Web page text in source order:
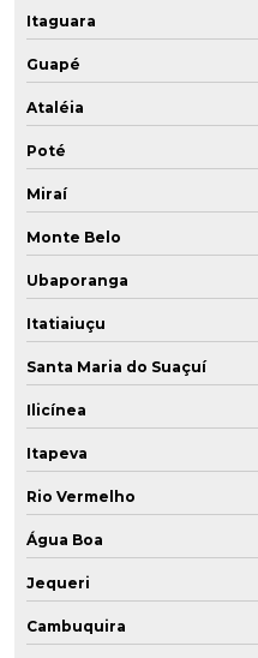
Itaguara
Guapé
Ataléia
Poté
Miraí
Monte Belo
Ubaporanga
Itatiaiuçu
Santa Maria do Suaçuí
Ilicínea
Itapeva
Rio Vermelho
Água Boa
Jequeri
Cambuquira